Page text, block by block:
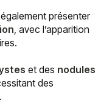
présenter
, avec l’apparition
et des nodules
des